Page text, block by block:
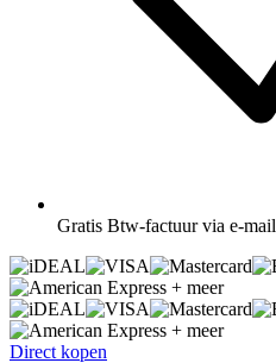
Gratis Btw-factuur via e-mail
+ meer
+ meer
Direct kopen